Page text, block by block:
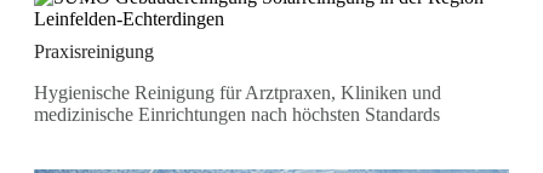
Praxisreinigung
Hygienische Reinigung für Arztpraxen, Kliniken und
medizinische Einrichtungen nach höchsten Standards